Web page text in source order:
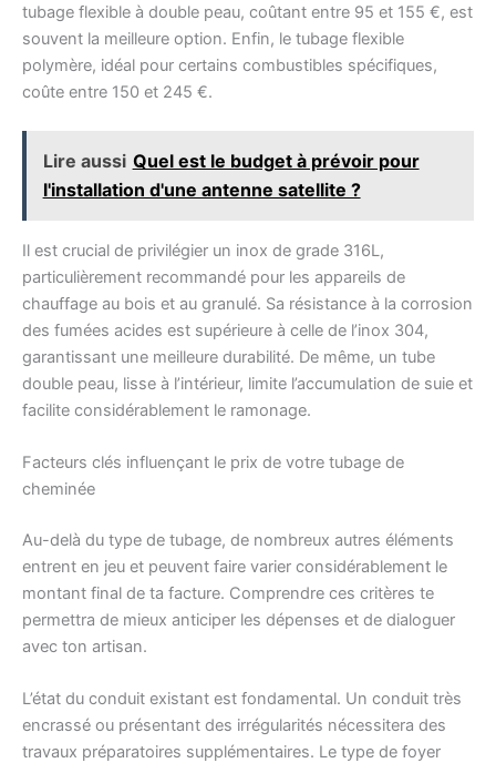
tubage flexible à double peau, coûtant entre 95 et 155 €, est
souvent la meilleure option. Enfin, le tubage flexible
polymère, idéal pour certains combustibles spécifiques,
coûte entre 150 et 245 €.
Lire aussi Quel est le budget à prévoir pour
l'installation d'une antenne satellite ?
Il est crucial de privilégier un inox de grade 316L,
particulièrement recommandé pour les appareils de
chauffage au bois et au granulé. Sa résistance à la corrosion
des fumées acides est supérieure à celle de l’inox 304,
garantissant une meilleure durabilité. De même, un tube
double peau, lisse à l’intérieur, limite l’accumulation de suie et
facilite considérablement le ramonage.
Facteurs clés influençant le prix de votre tubage de
cheminée
Au-delà du type de tubage, de nombreux autres éléments
entrent en jeu et peuvent faire varier considérablement le
montant final de ta facture. Comprendre ces critères te
permettra de mieux anticiper les dépenses et de dialoguer
avec ton artisan.
L’état du conduit existant est fondamental. Un conduit très
encrassé ou présentant des irrégularités nécessitera des
travaux préparatoires supplémentaires. Le type de foyer